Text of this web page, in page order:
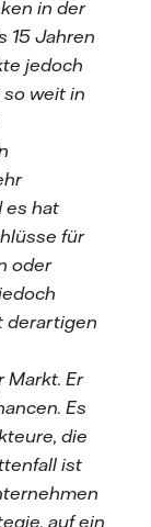
in der
15 Jahren
jedoch
weit in
es hat
für
oder
derartigen
Markt. Er
Es
die
ist
auf ein